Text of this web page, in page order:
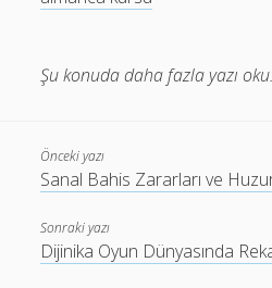
Şu konuda daha fazla yazı oku:
Önceki yazı
Sanal Bahis Zararları ve
Sonraki yazı
Dijinika Oyun Dünyasında